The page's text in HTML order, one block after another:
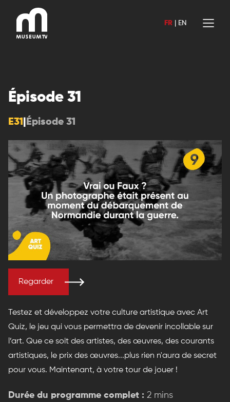
contenu
FR EN
Épisode 31
E31 Épisode 31
Regarder
Testez et développez votre culture artistique avec Art
Quiz, le jeu qui vous permettra de devenir incollable sur
l’art. Que ce soit des artistes, des œuvres, des courants
artistiques, le prix des œuvres...plus rien n'aura de secret
pour vous. Maintenant, à votre tour de jouer !
Durée du programme complet : 2 mins